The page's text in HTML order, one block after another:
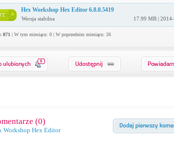
Hex Workshop Hex Editor 6.8.0.5419
Wersja stabilna 17.99 MB |
871 | W tym miesiącu: 0 | W poprzednim miesiącu: 26
0
(0)
Workshop Hex Editor